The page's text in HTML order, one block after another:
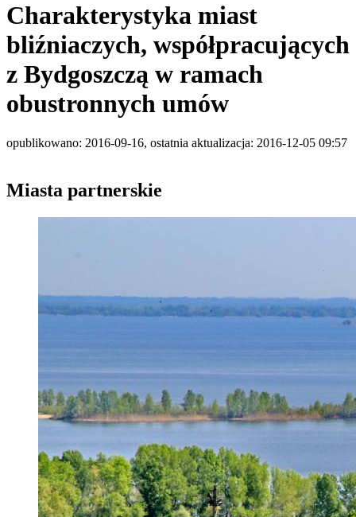
Charakterystyka miast
bliźniaczych, współpracujących
z Bydgoszczą w ramach
obustronnych umów
opublikowano: 2016-09-16, ostatnia aktualizacja: 2016-12-05 09:57
Miasta partnerskie